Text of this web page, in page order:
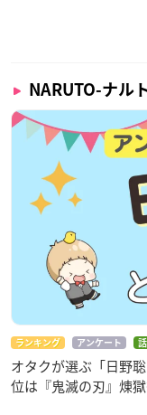
NARUTO-ナル
ランキング アンケート
オタクが選ぶ「日野
位は『鬼滅の刃』煉󠄁獄